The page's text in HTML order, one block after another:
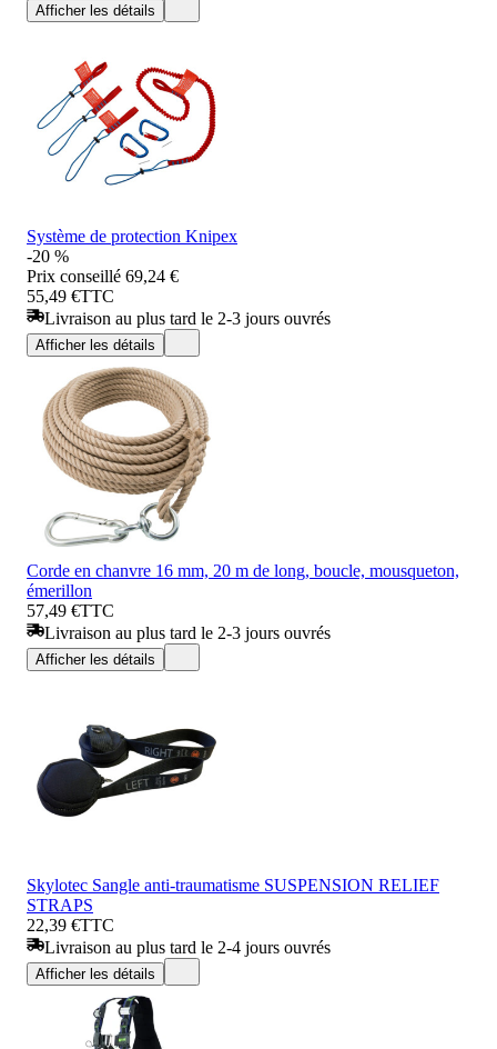
Afficher les détails
Système de protection Knipex
-20 %
Prix conseillé 69,24 €
55,49 €TTC
Livraison au plus tard le 2-3 jours ouvrés
Afficher les détails
Corde en chanvre 16 mm, 20 m de long, boucle, mousqueton,
émerillon
57,49 €TTC
Livraison au plus tard le 2-3 jours ouvrés
Afficher les détails
Skylotec Sangle anti-traumatisme SUSPENSION RELIEF
STRAPS
22,39 €TTC
Livraison au plus tard le 2-4 jours ouvrés
Afficher les détails